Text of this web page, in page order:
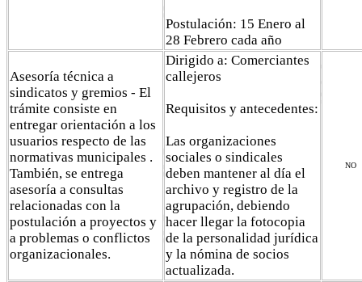
Postulación: 15 Enero al
28 Febrero cada año
Asesoría técnica a
sindicatos y gremios - El
trámite consiste en
entregar orientación a los
usuarios respecto de las
normativas municipales .
También, se entrega
asesoría a consultas
relacionadas con la
postulación a proyectos y
a problemas o conflictos
organizacionales.
Dirigido a: Comerciantes
callejeros
Requisitos y antecedentes:
Las organizaciones
sociales o sindicales
deben mantener al día el
archivo y registro de la
agrupación, debiendo
hacer llegar la fotocopia
de la personalidad jurídica
y la nómina de socios
actualizada.
NO